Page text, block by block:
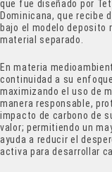
que fue diseñado por
Dominicana, que recibe
bajo el modelo deposito
material separado.
En materia
continuidad a su
maximizando el uso de
manera responsable,
impacto de carbono de
valor; permitiendo un
ayuda a reducir el
activa para desarrollar